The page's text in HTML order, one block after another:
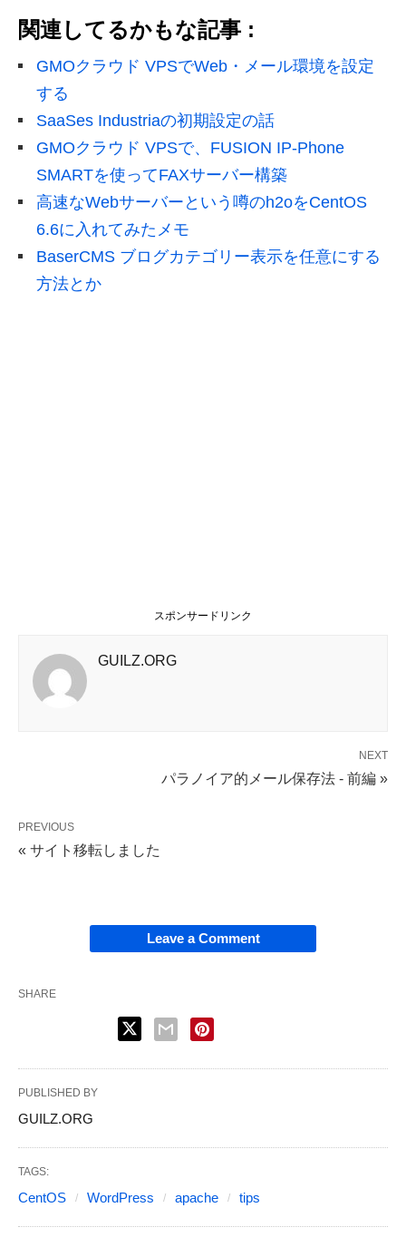
関連してるかもな記事 :
GMOクラウド VPSでWeb・メール環境を設定
する
SaaSes Industriaの初期設定の話
GMOクラウド VPSで、FUSION IP-Phone
SMARTを使ってFAXサーバー構築
高速なWebサーバーという噂のh2oをCentOS
6.6に入れてみたメモ
BaserCMS ブログカテゴリー表示を任意にする
方法とか
スポンサードリンク
GUILZ.ORG
NEXT
パラノイア的メール保存法 - 前編 »
PREVIOUS
« サイト移転しました
Leave a Comment
SHARE
PUBLISHED BY
GUILZ.ORG
TAGS:
CentOS WordPress apache tips